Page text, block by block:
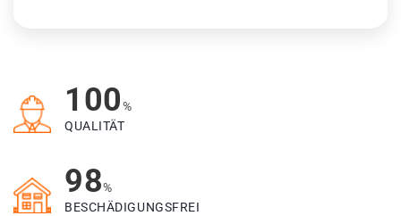
100%
QUALITÄT
98%
BESCHÄDIGUNGSFREI